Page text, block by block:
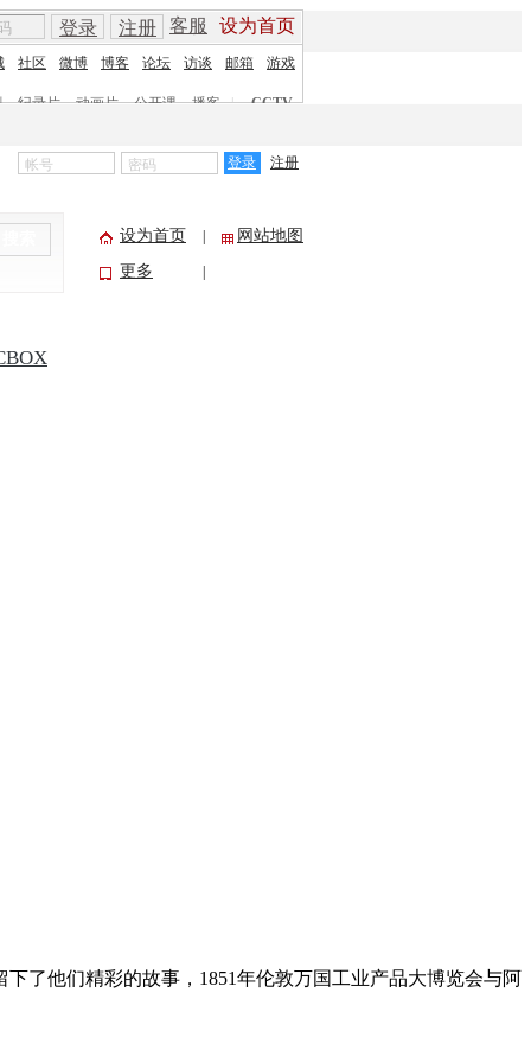
客服 设为首页
登录 注册
社区 微博 博客 论坛 访谈 邮箱 游戏
纪录片 动画片 公开课 播客 | CCTV
登录 注册
设为首页
网站地图
更多
了他们精彩的故事，1851年伦敦万国工业产品大博览会与阿